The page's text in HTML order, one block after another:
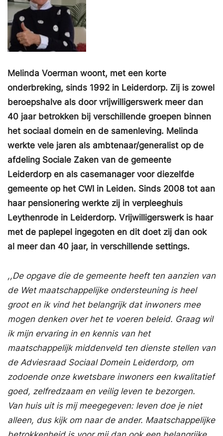
Melinda Voerman woont, met een korte
onderbreking, sinds 1992 in Leiderdorp. Zij is zowel
beroepshalve als door vrijwilligerswerk meer dan
40 jaar betrokken bij verschillende groepen binnen
het sociaal domein en de samenleving. Melinda
werkte vele jaren als ambtenaar/generalist op de
afdeling Sociale Zaken van de gemeente
Leiderdorp en als casemanager voor diezelfde
gemeente op het CWI in Leiden. Sinds 2008 tot aan
haar pensionering werkte zij in verpleeghuis
Leythenrode in Leiderdorp. Vrijwilligerswerk is haar
met de paplepel ingegoten en dit doet zij dan ook
al meer dan 40 jaar, in verschillende settings.
,,De opgave die de gemeente heeft ten aanzien van
de Wet maatschappelijke ondersteuning is heel
groot en ik vind het belangrijk dat inwoners mee
mogen denken over het te voeren beleid. Graag wil
ik mijn ervaring in en kennis van het
maatschappelijk middenveld ten dienste stellen van
de Adviesraad Sociaal Domein Leiderdorp, om
zodoende onze kwetsbare inwoners een kwalitatief
goed, zelfredzaam en veilig leven te bezorgen.
Van huis uit is mij meegegeven: leven doe je niet
alleen, dus kijk om naar de ander. Maatschappelijke